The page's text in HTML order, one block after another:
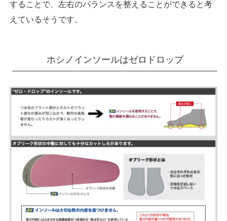
することで、左右のバランスを整えることができると考
えているそうです。
ホシノインソールはゼロドロップ